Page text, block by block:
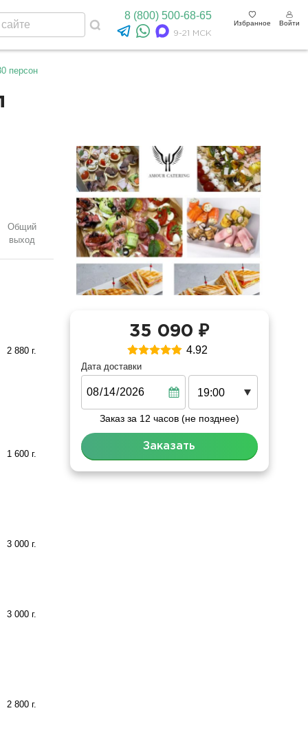
8 (800) 500-68-65
9-21 МСК
Избранное Войти
персон
Общий
выход
2 880 г.
1 600 г.
3 000 г.
3 000 г.
2 800 г.
35 090 ₽
4.92
Дата доставки
Заказ за 12 часов (не позднее)
Заказать